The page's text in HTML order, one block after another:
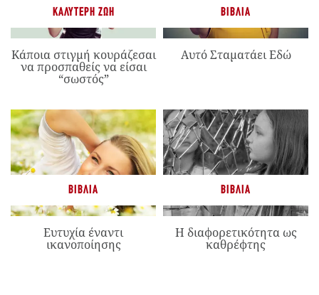
ΚΑΛΎΤΕΡΗ ΖΩΉ
Κάποια στιγμή κουράζεσαι
να προσπαθείς να είσαι
“σωστός”
ΒΙΒΛΊΑ
Αυτό Σταματάει Εδώ
ΒΙΒΛΊΑ
Ευτυχία έναντι
ικανοποίησης
ΒΙΒΛΊΑ
Η διαφορετικότητα ως
καθρέφτης